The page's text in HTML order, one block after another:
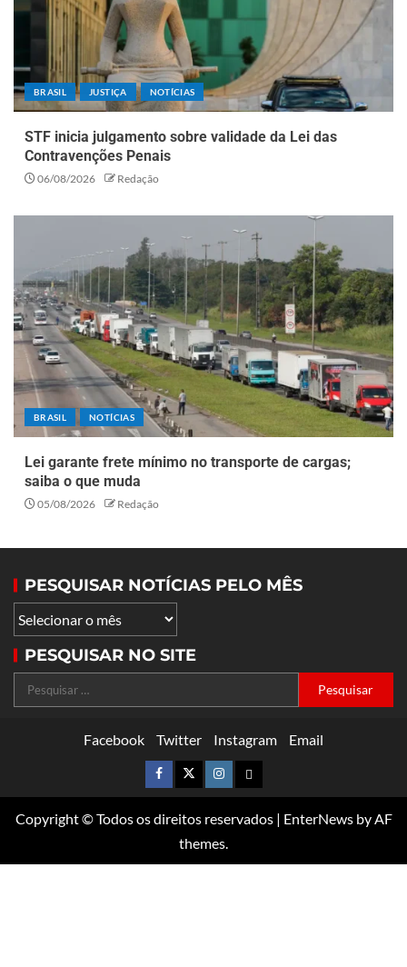
BRASIL JUSTIÇA NOTÍCIAS
STF inicia julgamento sobre validade da Lei das
Contravenções Penais
06/08/2026 Redação
BRASIL NOTÍCIAS
Lei garante frete mínimo no transporte de cargas;
saiba o que muda
05/08/2026 Redação
PESQUISAR NOTÍCIAS PELO MÊS
PESQUISAR NO SITE
Facebook Twitter Instagram Email
Copyright © Todos os direitos reservados | EnterNewsby AF
themes.